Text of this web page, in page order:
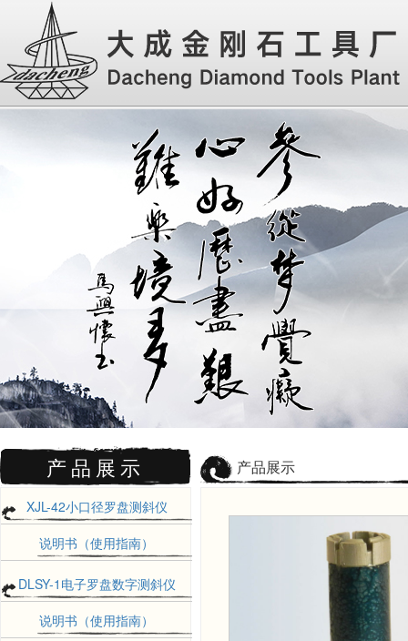
产品展示
XJL-42小口径罗盘测斜仪
说明书（使用指南）
DLSY-1电子罗盘数字测斜仪
说明书（使用指南）
产品展示